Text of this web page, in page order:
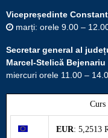
Vicepreședinte
marți: orele 9.00 –
Secretar general al
Marcel-Stelică Bejenariu
miercuri orele 11.00 –
Curs
EUR: 5,2513